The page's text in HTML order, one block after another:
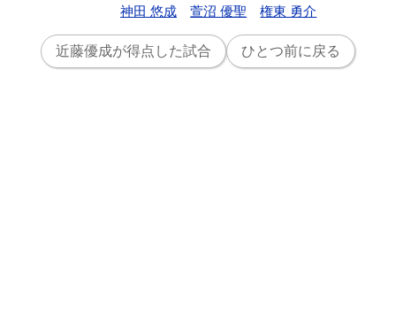
神田 悠成
萱沼 優聖 権東 勇介
近藤優成が得点した試合 ひとつ前に戻る